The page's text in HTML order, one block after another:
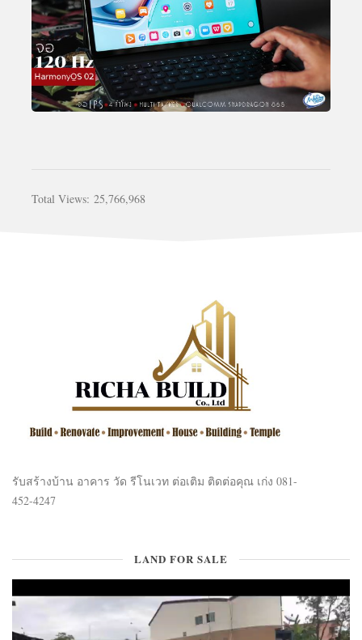
Total Views: 25,766,968
รับสร้างบ้าน อาคาร วัด รีโนเวท ต่อเติม ติดต่อคุณ เก่ง 081-
452-4247
LAND FOR SALE